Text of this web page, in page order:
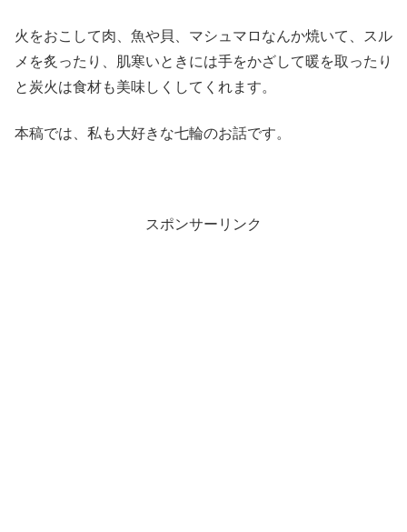
火をおこして肉、魚や貝、マシュマロなんか焼いて、スル
メを炙ったり、肌寒いときには手をかざして暖を取ったり
と炭火は食材も美味しくしてくれます。
本稿では、私も大好きな七輪のお話です。
スポンサーリンク